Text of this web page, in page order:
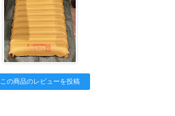
この商品のレビューを投稿